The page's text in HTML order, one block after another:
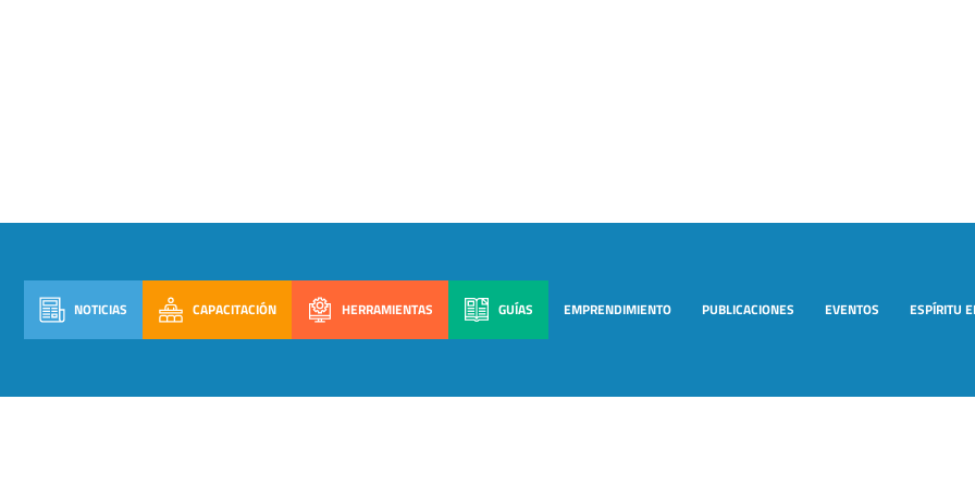
NOTICIAS CAPACITACIÓN HERRAMIENTAS GUÍAS EMPRENDIMIENTO PUBLICACIONES EVENTOS ESPÍRITU